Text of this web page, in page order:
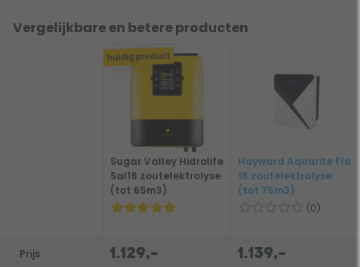
Vergelijkbare en betere producten
Prijs
huidig product
Sugar Valley Hidrolife
Sal16 zoutelektrolyse
(tot 65m3)
1.129,-
Hayward Aquarite Flo
16 zoutelektrolyse
(tot 75m3)
(0)
1.139,-